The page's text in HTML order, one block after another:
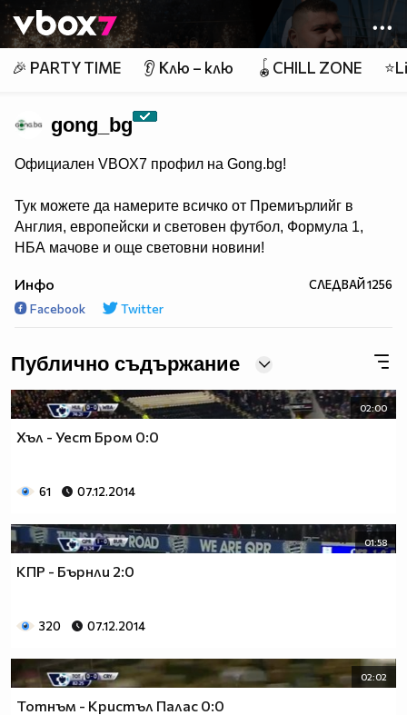
Member of
👾
🎉 PARTY TIME 👂 Клю – клю 🪀CHILL ZONE
gong_bg
Официален VBOX7 профил на Gong.bg!
Тук можете да намерите всичко от Премиърлийг в
Англия, европейски и световен футбол, Формула 1,
НБА мачове и още световни новини!
Инфо СЛЕДВАЙ1256
Facebook Twitter
Публично съдържание
02:00
Хъл - Уест Бром 0:0
61 07.12.2014
01:58
КПР - Бърнли 2:0
320 07.12.2014
02:02
Тотнъм - Кристъл Палас 0:0